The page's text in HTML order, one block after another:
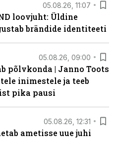
05.08.26, 11:07
loovjuht: Üldine
brändide identiteeti
05.08.26, 09:00
põlvkonda | Janno Toots
inimestele ja teeb
pika pausi
05.08.26, 12:31
ametisse uue juhi